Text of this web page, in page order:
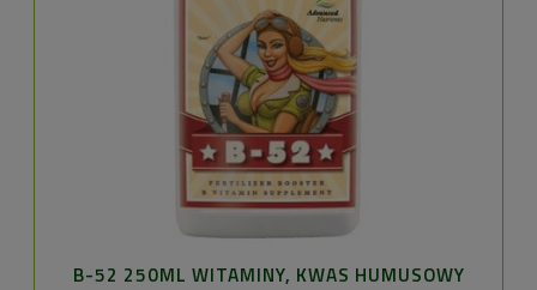
B-52 250ML WITAMINY, KWAS HUMUSOWY